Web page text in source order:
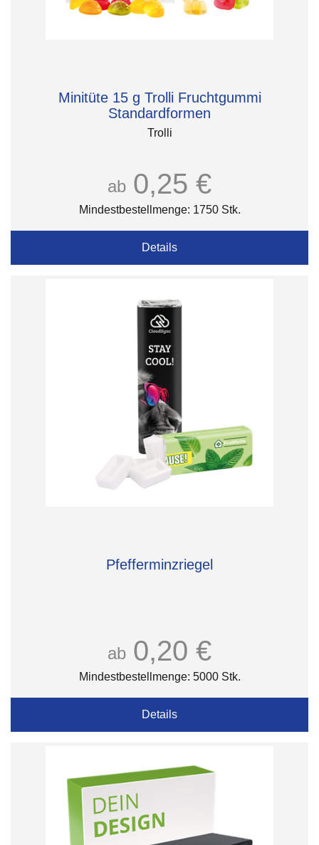
Minitüte 15 g Trolli Fruchtgummi
Standardformen
Trolli
ab 0,25 €
Mindestbestellmenge: 1750 Stk.
Details
Pfefferminzriegel
ab 0,20 €
Mindestbestellmenge: 5000 Stk.
Details